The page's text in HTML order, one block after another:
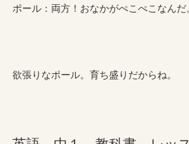
ポール：両方！おなかがぺこぺこなんだ。
欲張りなポール。育ち盛りだからね。